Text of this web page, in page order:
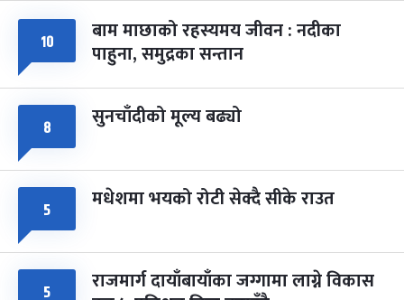
८ फागुपूर्णिमा
चैत्र ८, २०८३-Mar 22, 2027
७ महिना बाँकी
१० बाम माछाको रहस्यमय जीवन : नदीका
पाहुना, समुद्रका सन्तान
८ सुनचाँदीको मूल्य बढ्यो
५ मधेशमा भयको रोटी सेक्दै सीके राउत
५ राजमार्ग दायाँबायाँका जग्गामा लाग्ने विकास